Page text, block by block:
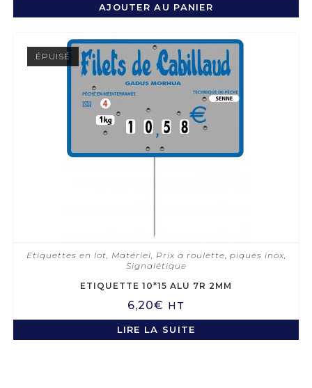
AJOUTER AU PANIER
ÉPUISÉ
Etiquettes en lot, Matériel, Prix à roulette, piques inox,
Signalétique
ETIQUETTE 10*15 ALU 7R 2MM
6,20€ HT
LIRE LA SUITE